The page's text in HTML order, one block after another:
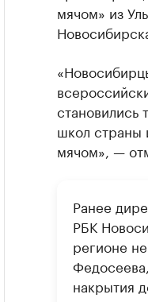
мячом» из
становились
школ страны
мячом», —
Ранее
РБК
регионе
накрытия